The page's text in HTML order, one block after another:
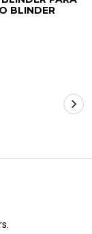
BLINDER